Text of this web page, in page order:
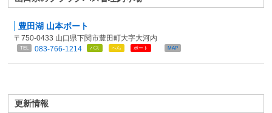
豊田湖 山本ボート
〒750-0433 山口県下関市豊田町大字大河内
TEL 083-766-1214 バス へら ボート MAP
更新情報